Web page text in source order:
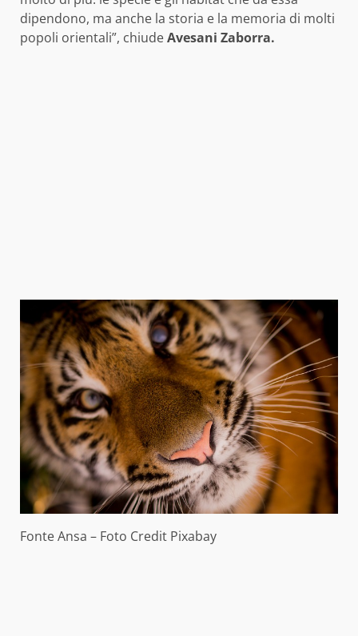
dipendono, ma anche la storia e la memoria di molti
popoli orientali”, chiudeAvesani Zaborra.
Fonte Ansa – Foto Credit Pixabay